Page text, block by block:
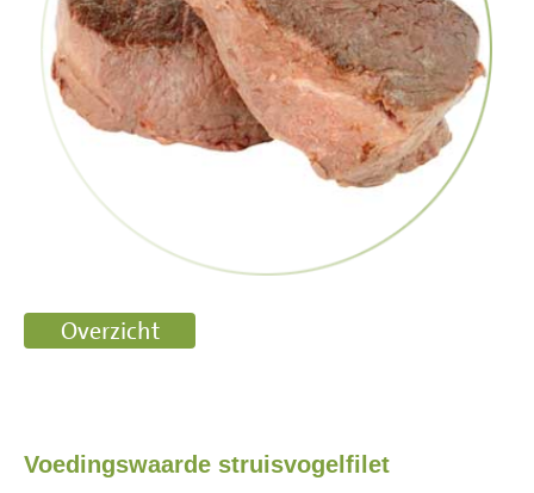
Voedingswaarde struisvogelfilet